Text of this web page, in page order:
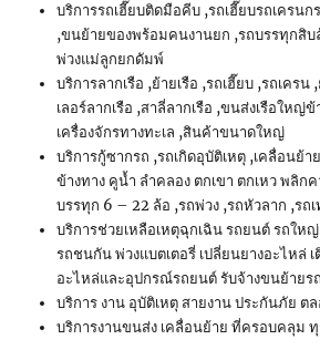
บริการรถเฮี๊ยบติดมือคีบ ,รถเฮี๊ยบรถเครนก
,ขนย้ายของพร้อมคนงานยก ,รถบรรทุกสิบ
พ่วงแม่ลูกยกดัมพ์
บริการลากเรือ ,ย้ายเรือ ,รถเฮี๊ยบ ,รถเครน
เลอร์ลากเรือ ,สาลี่ลากเรือ ,ขนส่งเรือใหญ่
เครื่องจักรทางทะเล ,สินค้าขนาดใหญ่
บริการกู้ซากรถ ,รถเกิดอุบัติเหตุ ,เคลื่อนย้า
ข้างทาง คูน้ำ ลำคลอง ตกเขา ตกเหว พลิก
บรรทุก 6 – 22 ล้อ ,รถพ่วง ,รถหัวลาก ,รถเ
บริการช่วยเหลือเหตุฉุกเฉิน รถยนต์ รถให
รถชนกัน พ่วงแบตเตอรี่ เปลี่ยนยางอะไหล่
อะไหล่และอุปกรณ์รถยนต์ รับจ้างขนย้ายร
บริการ งาน อุบัติเหตุ สายงาน ประกันภัย ต
บริการงานขนส่ง เคลื่อนย้าย ที่ครอบคลุม